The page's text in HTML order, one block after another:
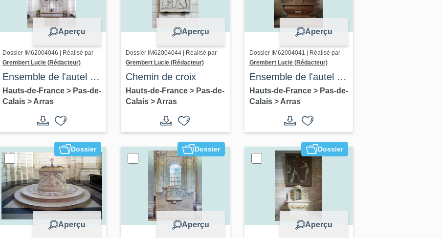
Aperçu
Dossier IM62004046 | Réalisé par
Grembert Lucie (Rédacteur)
Ensemble de l'autel du
bras sud du transept
de style Art déco
(autel, degré d'autel,
retable, tabernacle,
clôture d'autel)
Hauts-de-France > Pas-de-
Calais >Arras
Aperçu
Dossier IM62004044 | Réalisé par
Grembert Lucie (Rédacteur)
Chemin de croix
Hauts-de-France > Pas-de-
Calais >Arras
Aperçu
Dossier IM62004041 | Réalisé par
Grembert Lucie (Rédacteur)
Ensemble de l'autel de
l'ancienne chapelle
Saint-Jérôme (autel,
tabernacle, gradin,
exposition)
Hauts-de-France > Pas-de-
Calais >Arras
Dossier
Aperçu
Dossier
Aperçu
Dossier
Aperçu